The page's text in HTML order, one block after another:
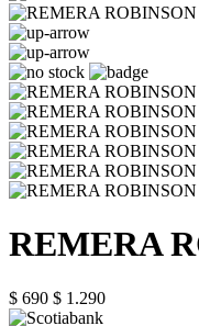
REMERA
$ 690 $ 1.290